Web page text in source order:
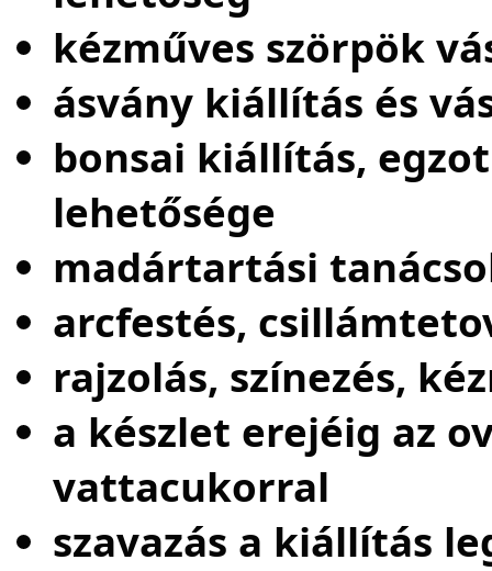
kézműves szörpök
ásvány kiállítás és
bonsai kiállítás,
lehetősége
madártartási
arcfestés,
rajzolás, színezés,
a készlet erejéig az
vattacukorral
szavazás a kiállítás